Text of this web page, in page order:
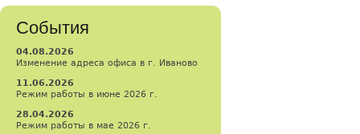
События
04.08.2026
Изменение адреса офиса в г. Иваново
11.06.2026
Режим работы в июне 2026 г.
28.04.2026
Режим работы в мае 2026 г.